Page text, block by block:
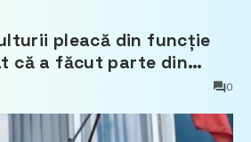
pleacă din funcție
că a făcut parte din
0